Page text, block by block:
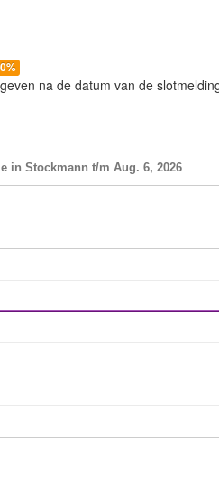
na de datum van de
in Stockmann t/m Aug. 6, 2026